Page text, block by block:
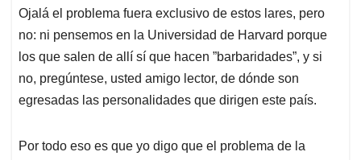
Ojalá el problema fuera exclusivo de estos lares, pero
no: ni pensemos en la Universidad de Harvard porque
los que salen de allí sí que hacen ”barbaridades”, y si
no, pregúntese, usted amigo lector, de dónde son
egresadas las personalidades que dirigen este país.
Por todo eso es que yo digo que el problema de la